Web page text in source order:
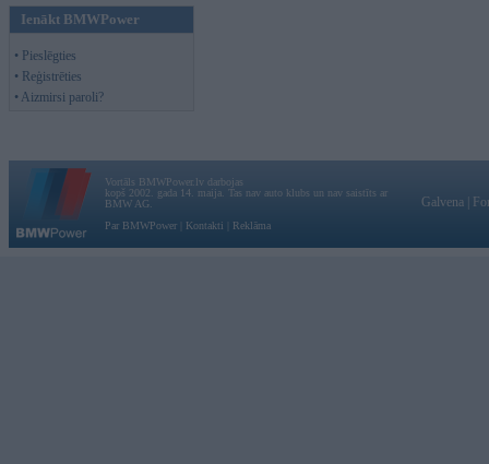
Ienākt BMWPower
• Pieslēgties
• Reģistrēties
• Aizmirsi paroli?
Vortāls BMWPower.lv darbojas
kopš 2002. gada 14. maija. Tas nav auto klubs un nav saistīts ar
BMW AG.
Par BMWPower
Kontakti Reklāma
Galvena